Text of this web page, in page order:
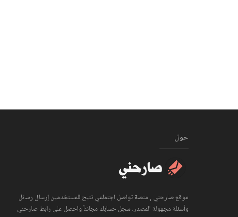
حول
موقع صارحني , منصة تواصل اجتماعي تتيح للمستخدمين إرسال رسائل
وأسئلة مجهولة المصدر. سجل حسابك مجانناً واحصل على رابط صارحني